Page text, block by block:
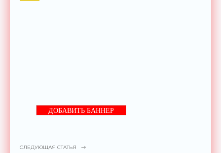
ДОБАВИТЬ БАННЕР
СЛЕДУЮЩАЯ СТАТЬЯ